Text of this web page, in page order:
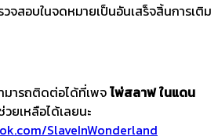
จสอบในจดหมายเป็นอันเสร็จสิ้นการเติม
มารถติดต่อได้ที่เพจไพ่สลาฟ ในแดน
ยเหลือได้เลยนะ
SlaveInWonderland